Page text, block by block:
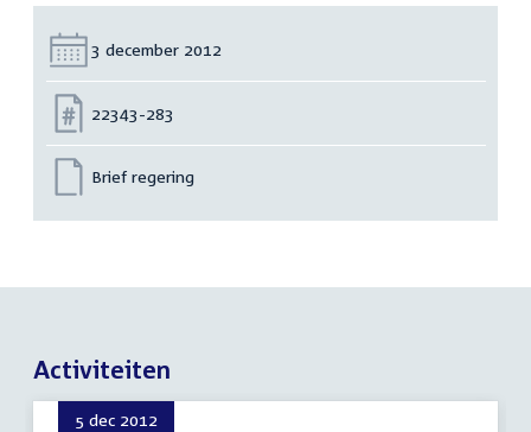
Datum:
3 december 2012
Nummer:
22343-283
Brief regering
Activiteiten
5 dec 2012